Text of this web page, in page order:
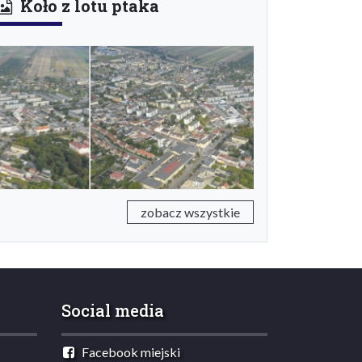
Koło z lotu ptaka
Previous Next
zobacz wszystkie
Social media
Facebook miejski